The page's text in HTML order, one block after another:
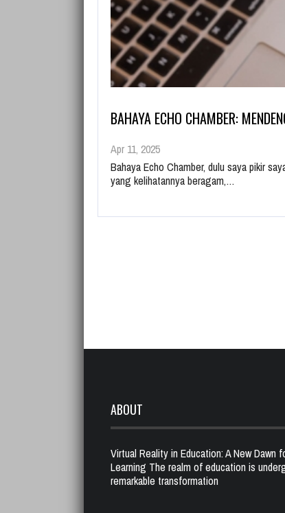
BAHAYA ECHO CHAMBER:
Apr 11, 2025
Bahaya Echo Chamber, dulu saya pikir
yang kelihatannya beragam,…
ABOUT
Virtual Reality in Education: A New Dawn
Learning The realm of education is
remarkable transformation